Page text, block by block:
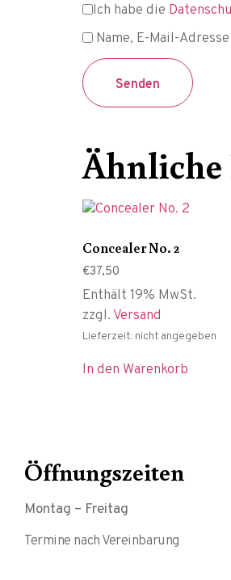
Ich habe die
Name, E-Mail-
Concealer No. 2
€37,50
Enthält 19% MwSt.
zzgl. Versand
Lieferzeit: nicht angegeben
In den Warenkorb
Öffnungszeiten
Montag – Freitag
Termine nach Vereinbarung